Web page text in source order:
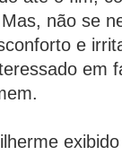
não se
e
em